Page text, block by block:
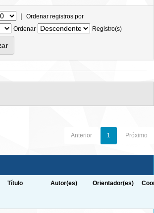
| Ordenar registros por
Ordenar
Registro(s)
Anterior 1 Próximo
Título Autor(es) Orientador(es)